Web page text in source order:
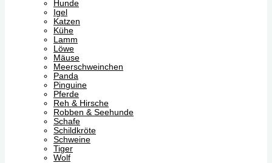
Hunde
Igel
Katzen
Kühe
Lamm
Löwe
Mäuse
Meerschweinchen
Panda
Pinguine
Pferde
Reh & Hirsche
Robben & Seehunde
Schafe
Schildkröte
Schweine
Tiger
Wolf